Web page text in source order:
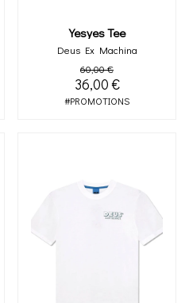
Yesyes Tee
Deus Ex Machina
60,00 €
36,00 €
#PROMOTIONS